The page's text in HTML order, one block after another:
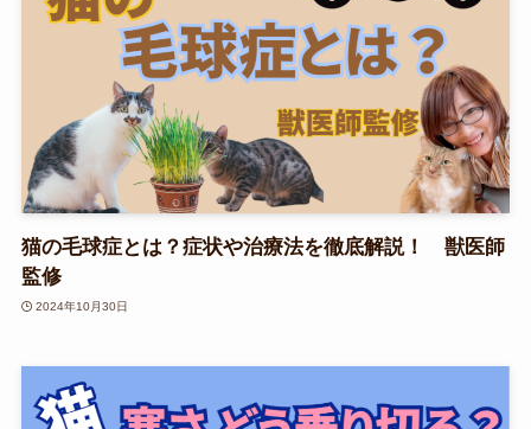
猫の毛球症とは？症状や治療法を徹底解説！ 獣医師
監修
2024年10月30日